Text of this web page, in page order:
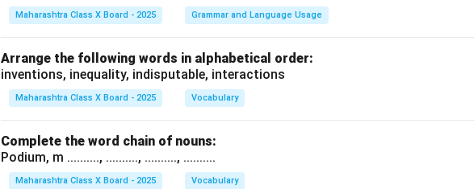
Maharashtra Class X Board - 2025 Grammar and Language Usage
Arrange the following words in alphabetical order:
inventions, inequality, indisputable, interactions
Maharashtra Class X Board - 2025 Vocabulary
Complete the word chain of nouns:
Podium, m .........., .........., .........., ..........
Maharashtra Class X Board - 2025 Vocabulary